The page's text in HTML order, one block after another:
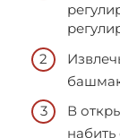
В
набить